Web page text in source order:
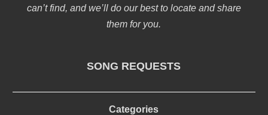
can’t find, and we’ll do our best to locate and share
them for you.
SONG REQUESTS
Categories